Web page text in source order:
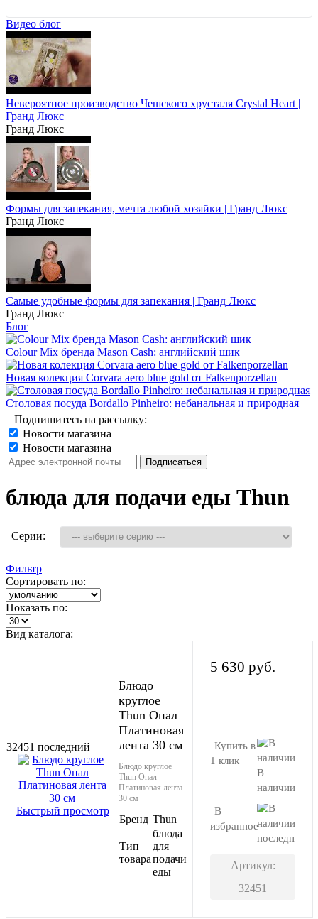
Опал Платиновые пластинки
Показать ещё 1
Видео блог
Невероятное производство Чешского хрусталя Crystal Heart |
Гранд Люкс
Гранд Люкс
Формы для запекания, мечта любой хозяйки | Гранд Люкс
Гранд Люкс
Самые удобные формы для запекания | Гранд Люкс
Гранд Люкс
Блог
Colour Mix бренда Mason Cash: английский шик
Новая колекция Corvara aero blue gold от Falkenporzellan
Столовая посуда Bordallo Pinheiro: небанальная и природная
Подпишитесь на рассылку:
Новости магазина
Новости магазина
блюда для подачи еды Thun
Серии:
Фильтр
Сортировать по:
Показать по:
Вид каталога:
32451 последний
Быстрый просмотр
Блюдо
круглое
Thun Опал
Платиновая
лента 30 см
Блюдо круглое
Thun Опал
Платиновая лента
30 см
Бренд Thun
Тип
товара
блюда
для
подачи
еды
5 630 руб.
Купить в
1 клик
В
наличии
В
избранное
последний
Артикул:
32451